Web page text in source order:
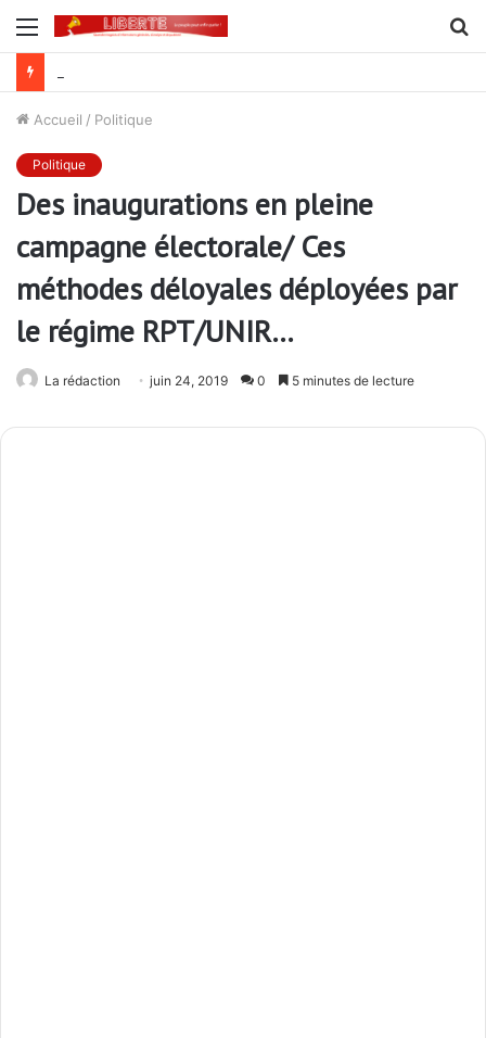
Menu
Accueil / Politique
Politique
Des inaugurations en pleine
campagne électorale/ Ces
méthodes déloyales déployées par
le régime RPT/UNIR…
La rédaction juin 24, 2019 0 5 minutes de lecture